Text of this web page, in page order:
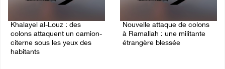
Khalayel al-Louz : des
colons attaquent un camion-
citerne sous les yeux des
habitants
Nouvelle attaque de colons
à Ramallah : une militante
étrangère blessée